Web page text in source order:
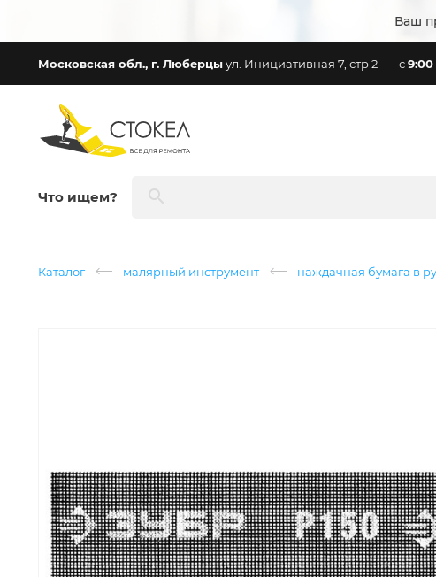
Ваш
Московская обл., г. Люберцыул. Инициативная 7, стр 2 с9:00
Что ищем?
Каталог малярный инструмент наждачная бумага в